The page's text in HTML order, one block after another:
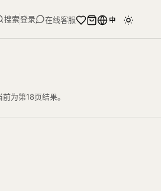
搜索登录 在线客服 中
为第18页结果。